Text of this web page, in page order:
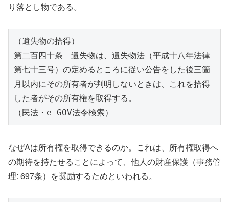
り落とし物である。
（遺失物の拾得）
第二百四十条　遺失物は、遺失物法（平成十八年法律
第七十三号）の定めるところに従い公告をした後三箇
月以内にその所有者が判明しないときは、これを拾得
した者がその所有権を取得する。
（民法・e-GOV法令検索）
なぜAは所有権を取得できるのか。これは、所有権取得へ
の期待を持たせることによって、他人の財産保護（事務管
理: 697条）を奨励するためといわれる。